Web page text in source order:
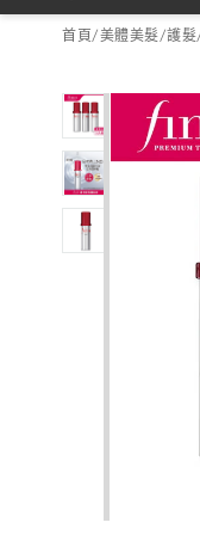
首頁/美體美髮/護髮